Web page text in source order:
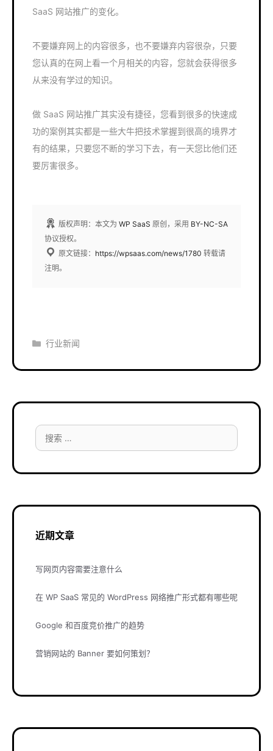
SaaS 网站推广的变化。
不要嫌弃网上的内容很多，也不要嫌弃内容很杂，只要
您认真的在网上看一个月相关的内容，您就会获得很多
从来没有学过的知识。
做 SaaS 网站推广其实没有捷径，您看到很多的快速成
功的案例其实都是一些大牛把技术掌握到很高的境界才
有的结果，只要您不断的学习下去，有一天您比他们还
要厉害很多。
版权声明：本文为 WP SaaS 原创，采用 BY-NC-SA
协议授权。
原文链接： https://wpsaas.com/news/1780 转载请
注明。
分
行业新闻
搜
索：
近期文章
写网页内容需要注意什么
在 WP SaaS 常见的 WordPress 网络推广形式都有哪些呢
Google 和百度竞价推广的趋势
营销网站的 Banner 要如何策划？